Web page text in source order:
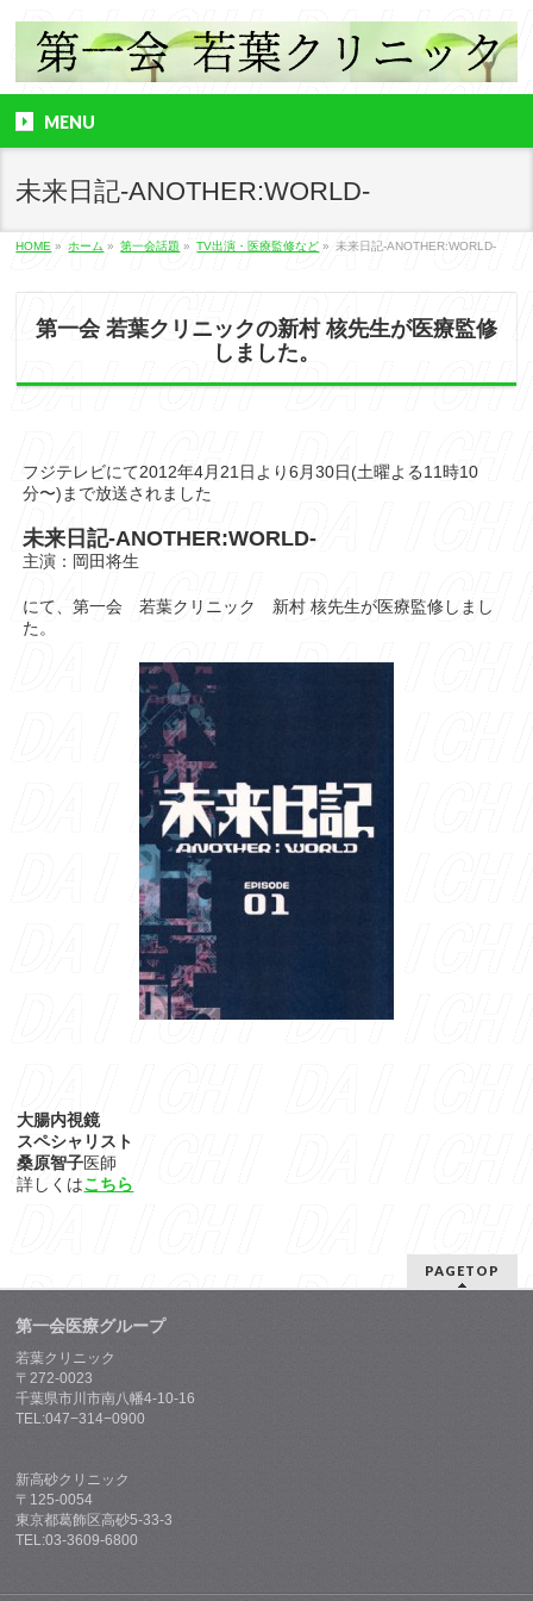
MENU
未来日記-ANOTHER:WORLD-
HOME » ホーム » 第一会話題 » TV出演・医療監修など » 未来日記-ANOTHER:WORLD-
第一会 若葉クリニックの新村 核先生が医療監修
しました。
フジテレビにて2012年4月21日より6月30日(土曜よる11時10
分〜)まで放送されました
未来日記-ANOTHER:WORLD-
主演：岡田将生
にて、第一会 若葉クリニック 新村 核先生が医療監修しまし
た。
大腸内視鏡
スペシャリスト
桑原智子医師
詳しくはこちら
PAGETOP
第一会医療グループ
若葉クリニック
〒272-0023
千葉県市川市南八幡4-10-16
TEL:047−314−0900
新高砂クリニック
〒125-0054
東京都葛飾区高砂5-33-3
TEL:03-3609-6800